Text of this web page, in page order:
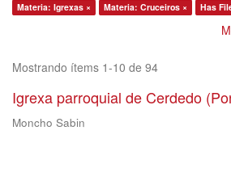
Materia: Igrexas × Materia: Cruceiros × Has
Mostrando ítems 1-10 de 94
Igrexa parroquial de Cerdedo
Moncho Sabin